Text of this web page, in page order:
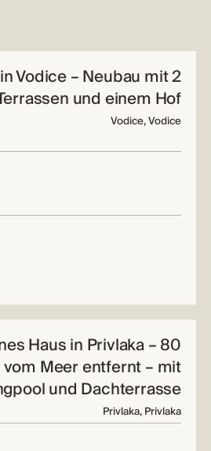
Vodice – Neubau mit 2
und einem Hof
Vodice, Vodice
Haus in Privlaka – 80
Meer entfernt – mit
und Dachterrasse
Privlaka, Privlaka